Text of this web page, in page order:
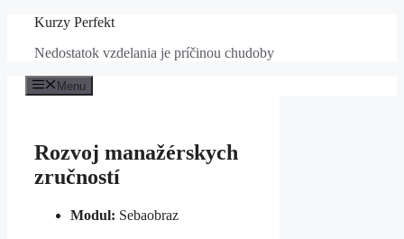
Preskočiť
obsah
Kurzy Perfekt
Nedostatok vzdelania je príčinou chudoby
Menu
Rozvoj manažérskych
zručností
Modul: Sebaobraz